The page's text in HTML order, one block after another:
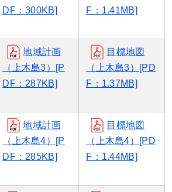
DF：300KB]
F：1.41MB]
地域計画
（上木島3）[P
DF：287KB]
目標地図
（上木島3）[PD
F：1.37MB]
地域計画
（上木島4）[P
DF：285KB]
目標地図
（上木島4）[PD
F：1.44MB]